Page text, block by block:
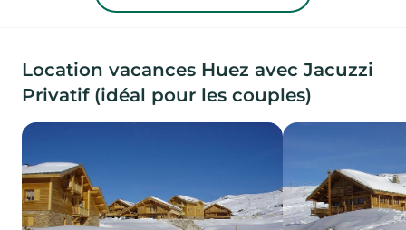
Location vacances Huez avec Jacuzzi
Privatif (idéal pour les couples)